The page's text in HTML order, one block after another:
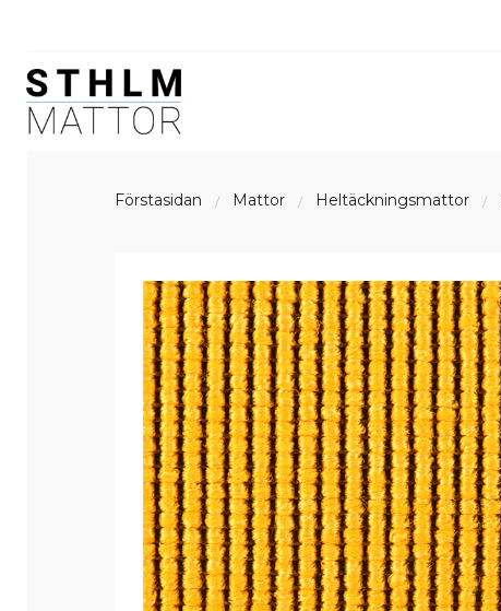
Förstasidan Mattor Heltäckningsmattor